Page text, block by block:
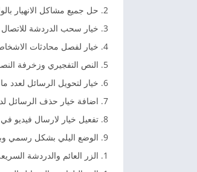
حل جميع مشاكل الانهيار
خيار سحب الدردشة للاتصال
خيار لفصل محادثات
النص التفجيري وزخرفة
خيار لتحويل الرسائل لعدد
اضافة خيار حذف الرسائل
تفعيل خيار لارسال فيديو
الوضع اليلي بشكل رسمي
الزر العائم والدردشة